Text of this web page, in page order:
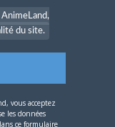
du site.
vous acceptez
les données
ce formulaire